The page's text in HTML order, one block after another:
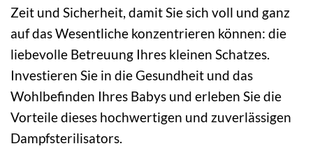
Zeit und Sicherheit, damit Sie sich voll und ganz
auf das Wesentliche konzentrieren können: die
liebevolle Betreuung Ihres kleinen Schatzes.
Investieren Sie in die Gesundheit und das
Wohlbefinden Ihres Babys und erleben Sie die
Vorteile dieses hochwertigen und zuverlässigen
Dampfsterilisators.